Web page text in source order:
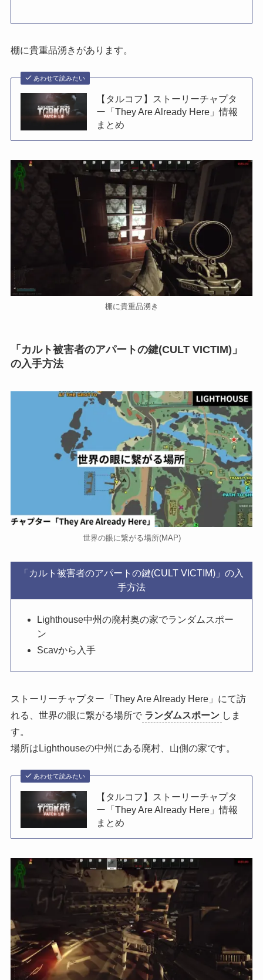
棚に貴重品湧きがあります。
あわせて読みたい
【タルコフ】ストーリーチャプタ
ー「They Are Already Here」情報
まとめ
棚に貴重品湧き
「カルト被害者のアパートの鍵(CULT VICTIM)」
の入手方法
世界の眼に繋がる場所(MAP)
「カルト被害者のアパートの鍵(CULT VICTIM)」の入
手方法
Lighthouse中州の廃村奥の家でランダムスポー
ン
Scavから入手
ストーリーチャプター「They Are Already Here」にて訪
れる、世界の眼に繋がる場所で ランダムスポーン しま
す。
場所はLighthouseの中州にある廃村、山側の家です。
あわせて読みたい
【タルコフ】ストーリーチャプタ
ー「They Are Already Here」情報
まとめ